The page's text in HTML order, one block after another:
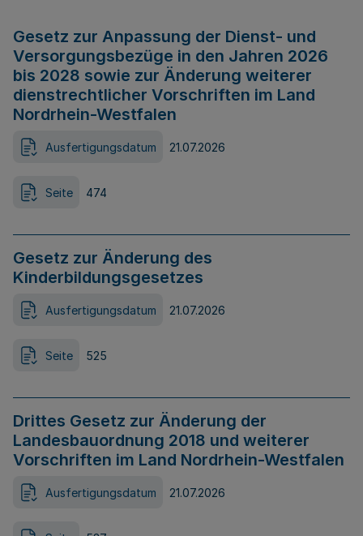
Gesetz zur Anpassung der Dienst- und
Versorgungsbezüge in den Jahren 2026
bis 2028 sowie zur Änderung weiterer
dienstrechtlicher Vorschriften im Land
Nordrhein-Westfalen
Ausfertigungsdatum 21.07.2026
Seite 474
Gesetz zur Änderung des
Kinderbildungsgesetzes
Ausfertigungsdatum 21.07.2026
Seite 525
Drittes Gesetz zur Änderung der
Landesbauordnung 2018 und weiterer
Vorschriften im Land Nordrhein-Westfalen
Ausfertigungsdatum 21.07.2026